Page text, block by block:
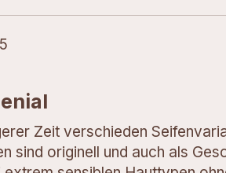
Zeit verschieden
sind originell und auch als